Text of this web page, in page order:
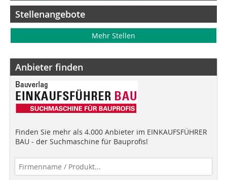
Stellenangebote
Mehr Stellen
Anbieter finden
Finden Sie mehr als 4.000 Anbieter im EINKAUFSFÜHRER
BAU - der Suchmaschine für Bauprofis!